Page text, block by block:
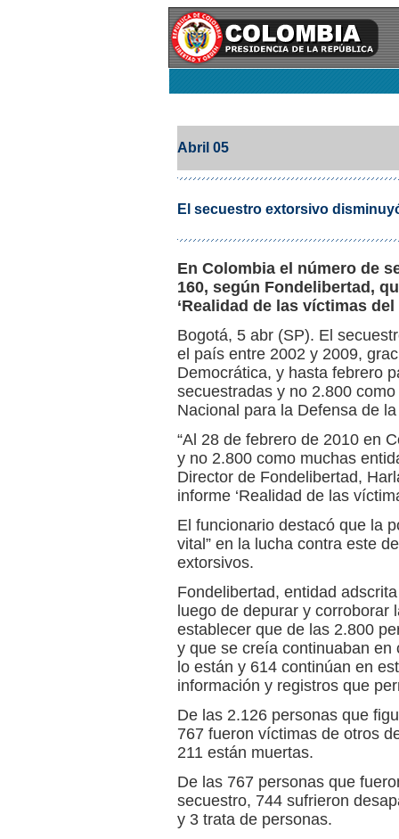
Abril 05
El secuestro extorsivo
En Colombia el número de
160, según Fondelibertad,
‘Realidad de las víctimas
Bogotá, 5 abr (SP). El
el país entre 2002 y 2009,
Democrática, y hasta febrero
secuestradas y no 2.800
Nacional para la Defensa de
“Al 28 de febrero de 2010 en
y no 2.800 como muchas
Director de Fondelibertad,
informe ‘Realidad de las
El funcionario destacó que la
vital” en la lucha contra este
extorsivos.
Fondelibertad, entidad
luego de depurar y
establecer que de las 2.800
y que se creía continuaban
lo están y 614 continúan en
información y registros que
De las 2.126 personas que
767 fueron víctimas de otros
211 están muertas.
De las 767 personas que
secuestro, 744 sufrieron
y 3 trata de personas.